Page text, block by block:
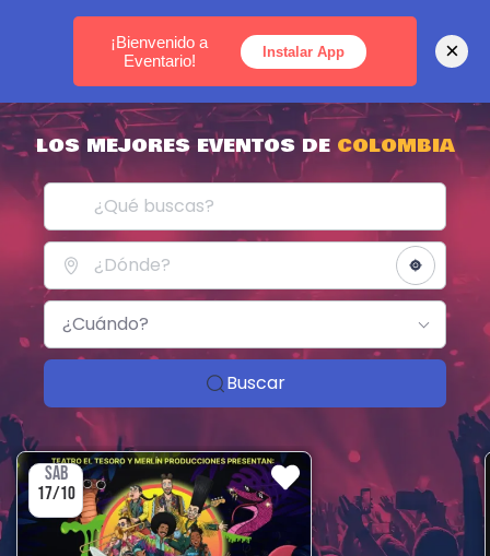
MEDELLÍN - BOGOTÁ - CARTAGENA
LOS MEJORES EVENTOS DECOLOMBIA
¿Cuándo?
Buscar
SÁB
17/10
¡Bienvenido a
Eventario!
Instalar App ×